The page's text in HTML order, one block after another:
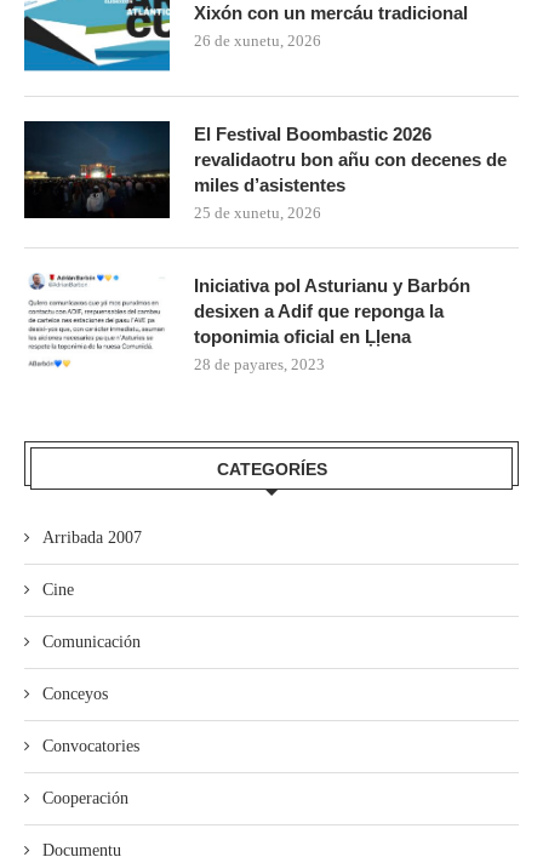
Xixón con un mercáu tradicional
26 de xunetu, 2026
El Festival Boombastic 2026
revalidaotru bon añu con decenes de
miles d’asistentes
25 de xunetu, 2026
Iniciativa pol Asturianu y Barbón
desixen a Adif que reponga la
toponimia oficial en Ḷḷena
28 de payares, 2023
CATEGORÍES
Arribada 2007
Cine
Comunicación
Conceyos
Convocatories
Cooperación
Documentu